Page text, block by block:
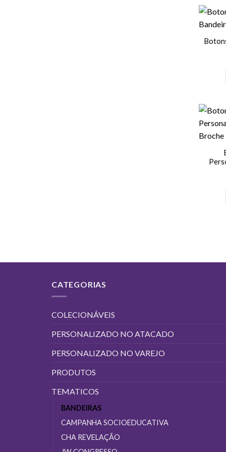
CATEGORIAS
COLECIONÁVEIS
PERSONALIZADO NO ATACADO
PERSONALIZADO NO VAREJO
PRODUTOS
TEMATICOS
BANDEIRAS
CAMPANHA SOCIOEDUCATIVA
CHA REVELAÇÃO